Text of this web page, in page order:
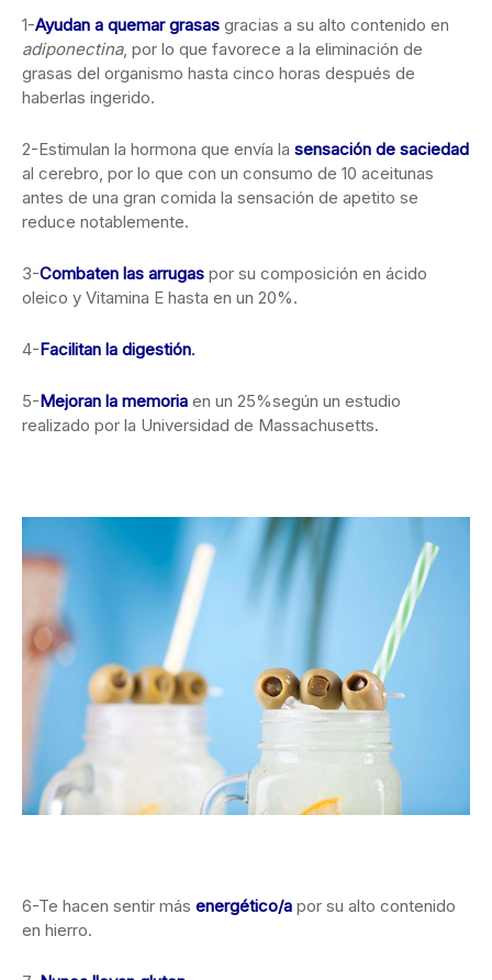
1-Ayudan a quemar grasas gracias a su alto contenido en
adiponectina, por lo que favorece a la eliminación de
grasas del organismo hasta cinco horas después de
haberlas ingerido.
2-Estimulan la hormona que envía la sensación de saciedad
al cerebro, por lo que con un consumo de 10 aceitunas
antes de una gran comida la sensación de apetito se
reduce notablemente.
3-Combaten las arrugas por su composición en ácido
oleico y Vitamina E hasta en un 20%.
4-Facilitan la digestión.
5-Mejoran la memoria en un 25%según un estudio
realizado por la Universidad de Massachusetts.
6-Te hacen sentir más energético/a por su alto contenido
en hierro.